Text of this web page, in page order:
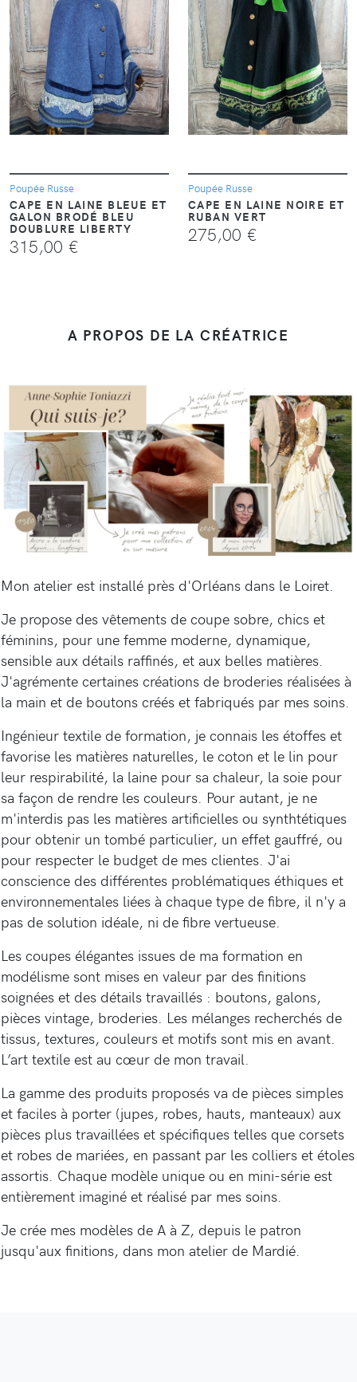
VOIR
Poupée Russe
CAPE EN LAINE BLEUE ET
GALON BRODÉ BLEU
DOUBLURE LIBERTY
315,00 €
Poupée Russe
CAPE EN LAINE NOIRE ET
RUBAN VERT
275,00 €
A PROPOS DE LA CRÉATRICE
Mon atelier est installé près d'Orléans dans le Loiret.
Je propose des vêtements de coupe sobre, chics et
féminins, pour une femme moderne, dynamique,
sensible aux détails raffinés, et aux belles matières.
J'agrémente certaines créations de broderies réalisées à
la main et de boutons créés et fabriqués par mes soins.
Ingénieur textile de formation, je connais les étoffes et
favorise les matières naturelles, le coton et le lin pour
leur respirabilité, la laine pour sa chaleur, la soie pour
sa façon de rendre les couleurs. Pour autant, je ne
m'interdis pas les matières artificielles ou synthtétiques
pour obtenir un tombé particulier, un effet gauffré, ou
pour respecter le budget de mes clientes. J'ai
conscience des différentes problématiques éthiques et
environnementales liées à chaque type de fibre, il n'y a
pas de solution idéale, ni de fibre vertueuse.
Les coupes élégantes issues de ma formation en
modélisme sont mises en valeur par des finitions
soignées et des détails travaillés : boutons, galons,
pièces vintage, broderies. Les mélanges recherchés de
tissus, textures, couleurs et motifs sont mis en avant.
L’art textile est au cœur de mon travail.
La gamme des produits proposés va de pièces simples
et faciles à porter (jupes, robes, hauts, manteaux) aux
pièces plus travaillées et spécifiques telles que corsets
et robes de mariées, en passant par les colliers et étoles
assortis. Chaque modèle unique ou en mini-série est
entièrement imaginé et réalisé par mes soins.
Je crée mes modèles de A à Z, depuis le patron
jusqu'aux finitions, dans mon atelier de Mardié.